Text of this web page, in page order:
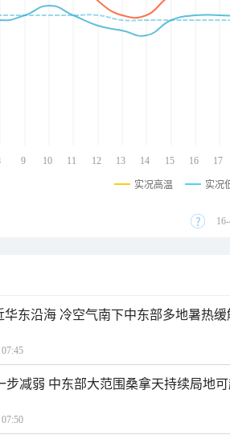
9 10 11 12 13 14 15 16 17
实况高温 实况
华东沿海 冷空气南下中东部多地暑热缓
步减弱 中东部大范围桑拿天持续局地